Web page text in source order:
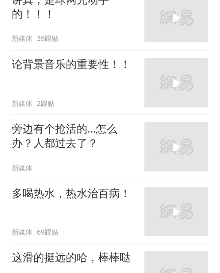
的！！！
新媒体 39跟贴
论背景音乐的重要性！！
新媒体 2跟贴
旁边有个抢活的…怎么
办？人都过去了？
新媒体
多喝热水，热水治百病！
新媒体 69跟贴
这滑的挺远的哈，棒棒哒